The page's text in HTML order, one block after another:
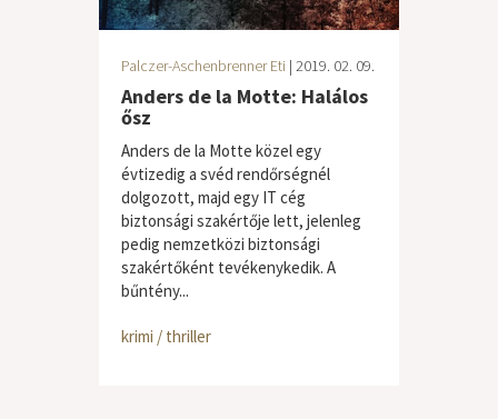
Palczer-Aschenbrenner Eti | 2019. 02. 09.
Anders de la Motte: Halálos
ősz
Anders de la Motte közel egy
évtizedig a svéd rendőrségnél
dolgozott, majd egy IT cég
biztonsági szakértője lett, jelenleg
pedig nemzetközi biztonsági
szakértőként tevékenykedik. A
bűntény...
krimi / thriller